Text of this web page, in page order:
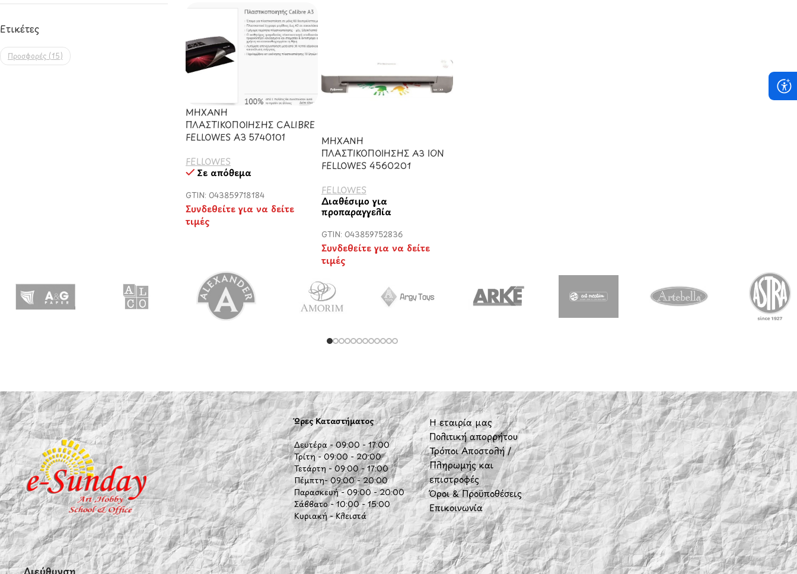
Ετικέτες
Προσφορές (15)
ΜΗΧΑΝΗ
ΠΛΑΣΤΙΚΟΠΟΙΗΣΗΣ CALIBRE
FELLOWES A3 5740101
FELLOWES
Σε απόθεμα
GTIN: 043859718184
Συνδεθείτε για να δείτε
τιμές
ΜΗΧΑΝΗ
ΠΛΑΣΤΙΚΟΠΟΙΗΣΗΣ Α3 ION
FELLOWES 4560201
FELLOWES
Διαθέσιμο για
προπαραγγελία
GTIN: 043859752836
Συνδεθείτε για να δείτε
τιμές
Ώρες Καταστήματος
Δευτέρα - 09:00 - 17:00
Τρίτη - 09:00 - 20:00
Τετάρτη - 09:00 - 17:00
Πέμπτη- 09:00 - 20:00
Παρασκευή - 09:00 - 20:00
Σάββατο - 10:00 - 15:00
Κυριακή - Κλειστά
Η εταιρία μας
Πολιτική απορρήτου
Τρόποι Αποστολή /
Πληρωμής και
επιστροφές
Όροι & Προϋποθέσεις
Επικοινωνία